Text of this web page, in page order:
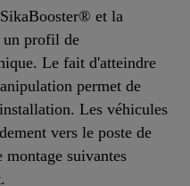
et la
un profil de
Le fait d'atteindre
permet de
Les véhicules
vers le poste de
suivantes